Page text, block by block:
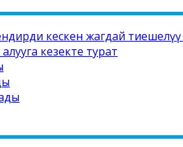
кескен жагдай
кезекте турат